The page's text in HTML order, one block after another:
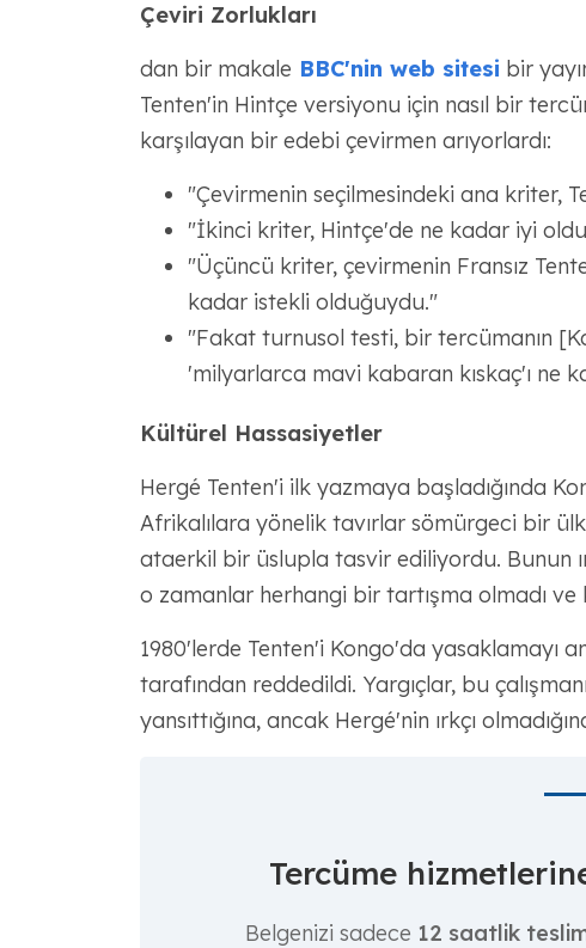
Çeviri Zorlukları
dan bir makale BBC'nin web sitesi bir
Tenten'in Hintçe versiyonu için nasıl bir
karşılayan bir edebi çevirmen arıyorlardı:
"Çevirmenin seçilmesindeki ana kriter,
"İkinci kriter, Hintçe'de ne kadar iyi
"Üçüncü kriter, çevirmenin Fransız
kadar istekli olduğuydu."
"Fakat turnusol testi, bir tercümanın
'milyarlarca mavi kabaran kıskaç'ı ne
Kültürel Hassasiyetler
Hergé Tenten'i ilk yazmaya başladığında
Afrikalılara yönelik tavırlar sömürgeci bir
ataerkil bir üslupla tasvir ediliyordu. Bunun
o zamanlar herhangi bir tartışma olmadı
1980'lerde Tenten'i Kongo'da yasaklamayı
tarafından reddedildi. Yargıçlar, bu
yansıttığına, ancak Hergé'nin ırkçı
Tercüme
Belgenizi sadece 12 saatlik